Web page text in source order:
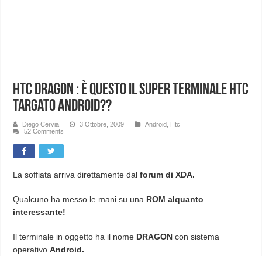
HTC DRAGON : è questo il super terminale HTC
targato Android??
Diego Cervia 3 Ottobre, 2009 Android Htc
52 Comments
La soffiata arriva direttamente dalforum di XDA.
Qualcuno ha messo le mani su una ROM alquanto
interessante!
Il terminale in oggetto ha il nome DRAGON con sistema
operativoAndroid.